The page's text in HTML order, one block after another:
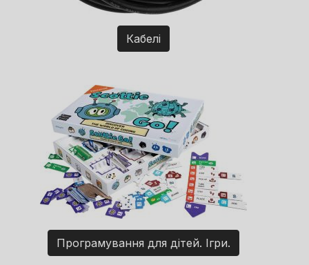
Кабелі
Програмування для дітей. Ігри.